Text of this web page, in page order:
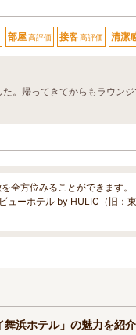
部屋高評価 接客高評価 清潔
全方位みることができます。
ューホテル by HULIC（旧：
舞浜ホテル」の魅力を紹